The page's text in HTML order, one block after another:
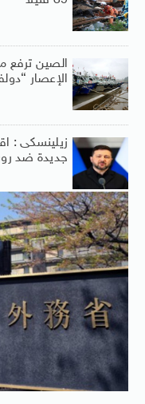
الصين ترفع
الإعصار
زيلينسكى :
جديدة ضد